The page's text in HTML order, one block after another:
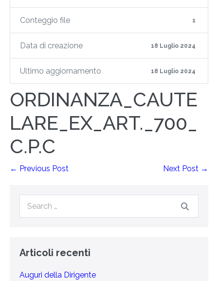
Conteggio file 1
Data di creazione 18 Luglio 2024
Ultimo aggiornamento 18 Luglio 2024
ORDINANZA_CAUTE
LARE_EX_ART._700_
C.P.C
← Previous Post Next Post →
Articoli recenti
Auguri della Dirigente